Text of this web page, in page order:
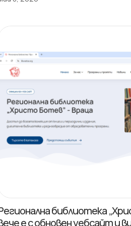
библиотека
е с обновен уебсайт и